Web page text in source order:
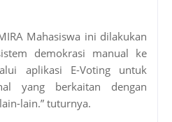
Mahasiswa ini dilakukan
demokrasi manual ke
aplikasi E-Voting untuk
yang berkaitan dengan
lain.” tuturnya.